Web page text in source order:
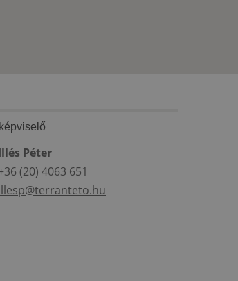
Péter
(20) 4063 651